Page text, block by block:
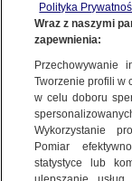
GORĄCE
WIĘCEJ
KANAŁY
Polityka
Wraz z naszymi
zapewnienia:
Przechowywanie
Tworzenie profili w
w celu doboru
Wykorzystanie
Pomiar
statystyce lub